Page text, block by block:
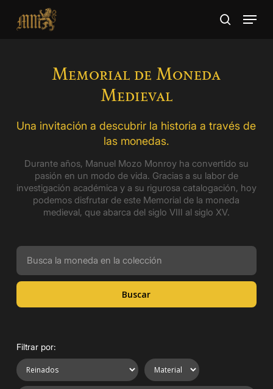
main
search
Menu
Memorial de Moneda
Medieval
Una invitación a descubrir la historia a través de
las monedas.
Durante años, Manuel Mozo Monroy ha convertido su
pasión en un modo de vida. Gracias a su labor de
investigación académica y a su rigurosa catalogación, hoy
podemos disfrutar de este Memorial de la moneda
medieval, que abarca del siglo VIII al siglo XV.
Buscar
Filtrar por: